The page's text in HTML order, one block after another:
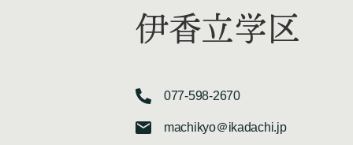
伊香立学区
077-598-2670
machikyo＠ikadachi.jp